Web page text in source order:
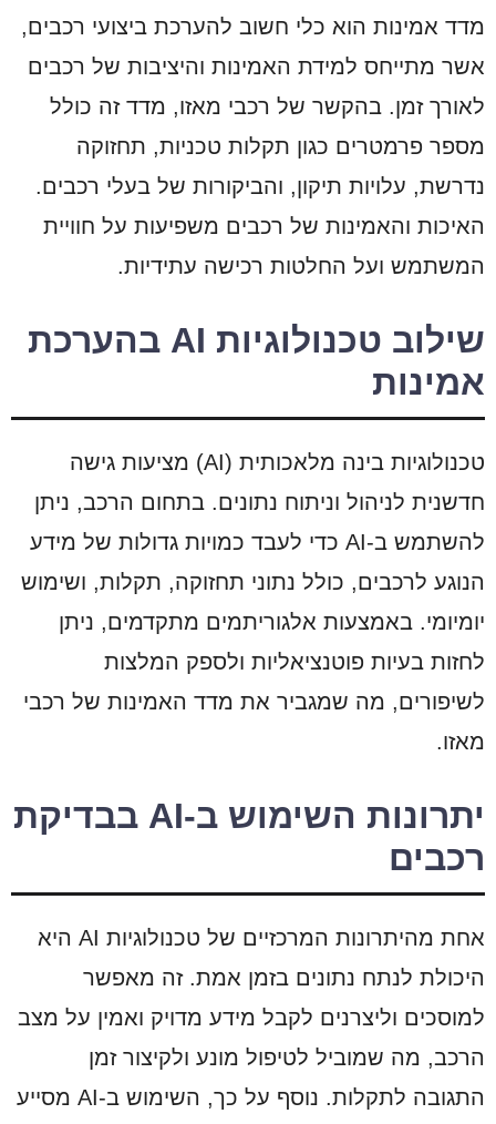
מדד אמינות הוא כלי חשוב להערכת ביצועי רכבים,
אשר מתייחס למידת האמינות והיציבות של רכבים
לאורך זמן. בהקשר של רכבי מאזו, מדד זה כולל
מספר פרמטרים כגון תקלות טכניות, תחזוקה
נדרשת, עלויות תיקון, והביקורות של בעלי רכבים.
האיכות והאמינות של רכבים משפיעות על חוויית
המשתמש ועל החלטות רכישה עתידיות.
שילוב טכנולוגיות AI בהערכת
אמינות
טכנולוגיות בינה מלאכותית (AI) מציעות גישה
חדשנית לניהול וניתוח נתונים. בתחום הרכב, ניתן
להשתמש ב-AI כדי לעבד כמויות גדולות של מידע
הנוגע לרכבים, כולל נתוני תחזוקה, תקלות, ושימוש
יומיומי. באמצעות אלגוריתמים מתקדמים, ניתן
לחזות בעיות פוטנציאליות ולספק המלצות
לשיפורים, מה שמגביר את מדד האמינות של רכבי
מאזו.
יתרונות השימוש ב-AI בבדיקת
רכבים
אחת מהיתרונות המרכזיים של טכנולוגיות AI היא
היכולת לנתח נתונים בזמן אמת. זה מאפשר
למוסכים וליצרנים לקבל מידע מדויק ואמין על מצב
הרכב, מה שמוביל לטיפול מונע ולקיצור זמן
התגובה לתקלות. נוסף על כך, השימוש ב-AI מסייע